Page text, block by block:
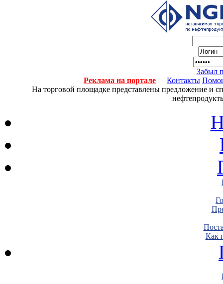
Забыл
Реклама на портале
Контакты
На торговой площадке представлены предложение и
Как